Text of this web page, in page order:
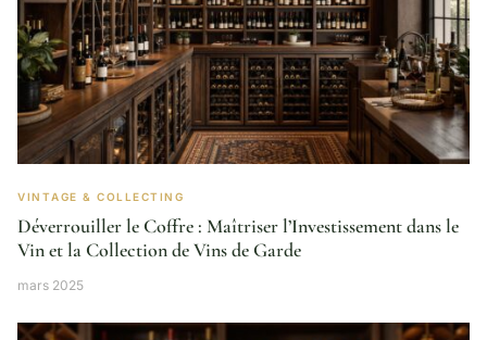
VINTAGE & COLLECTING
Déverrouiller le Coffre : Maîtriser l’Investissement dans le
Vin et la Collection de Vins de Garde
mars 2025